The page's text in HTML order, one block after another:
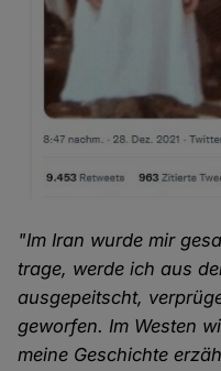
"Im Iran wurde mir
trage, werde ich aus
ausgepeitscht,
geworfen. Im Westen
meine Geschichte